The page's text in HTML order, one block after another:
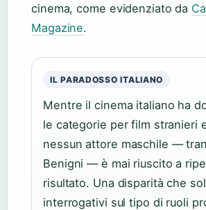
cinema, come evidenziato da
Magazine.
IL PARADOSSO ITALIANO
Mentre il cinema italiano ha
le categorie per film stranieri
nessun attore maschile —
Benigni — è mai riuscito a
risultato. Una disparità che
interrogativi sul tipo di ruoli